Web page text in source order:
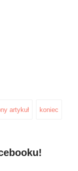
artykuł koniec